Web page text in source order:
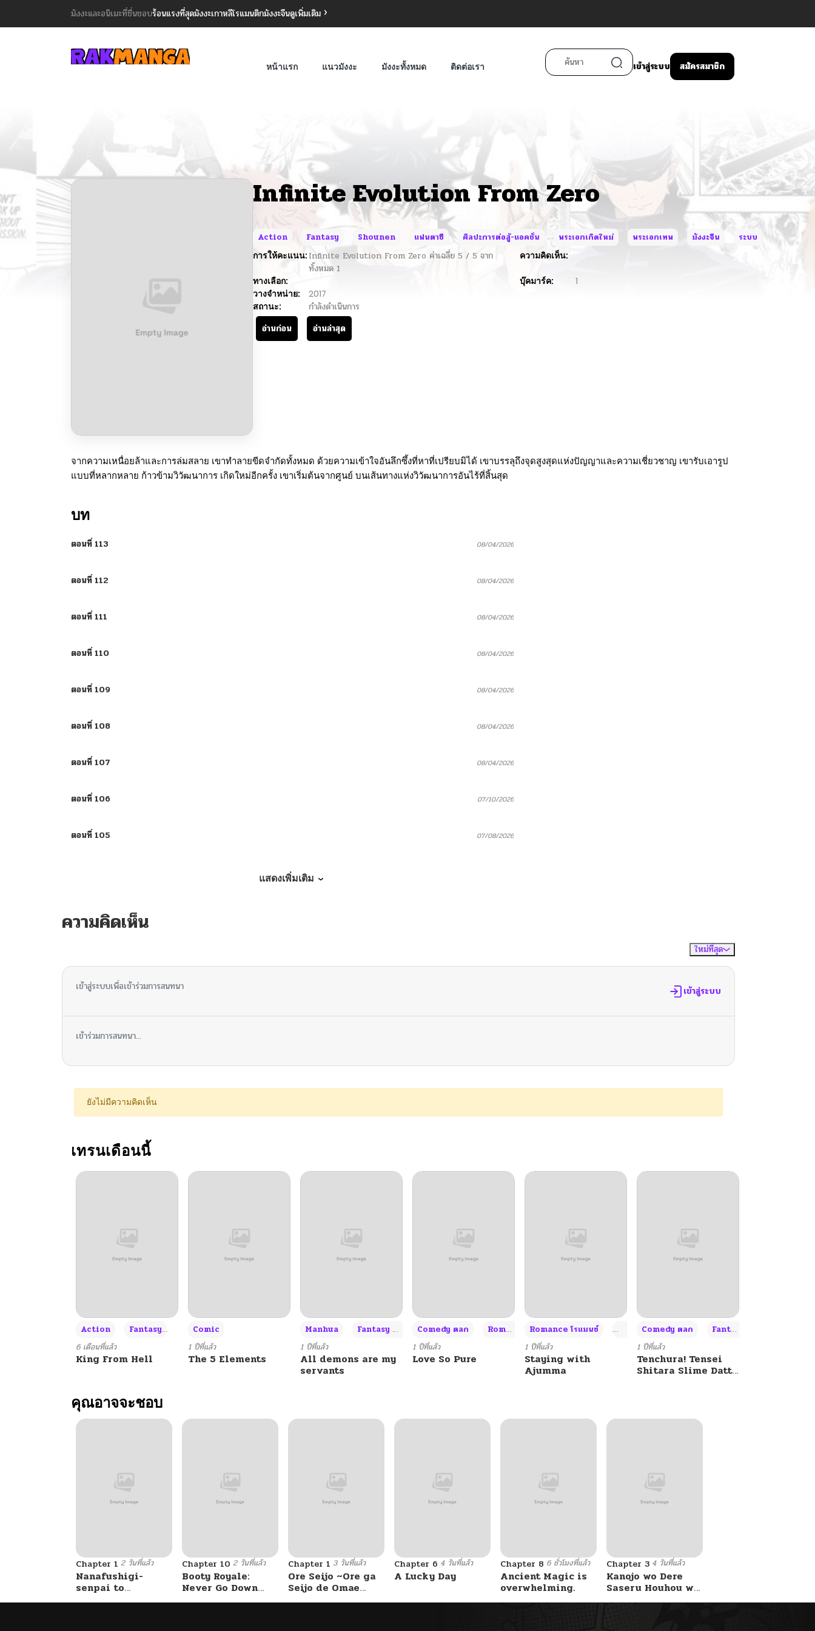
มังงะและอนิเมะที่ชื่นชอบร้อนแรงที่สุดมังงะเกาหลีโรแมนติกมังงะจีนดูเพิ่มเติม
หน้าแรก แนวมังงะ มังงะทั้งหมด ติดต่อเรา เข้าสู่ระบบ สมัครสมาชิก
Infinite Evolution From Zero
Action Fantasy Shounen แฟนตาซี ศิลปะการต่อสู้-แอคชั่น พระเอกเกิดใหม่ พระเอกเทพ มังงะจีน
ระบบ
การให้คะแนน: Infinite Evolution From Zero ค่าเฉลี่ย 5 / 5 จาก
ทั้งหมด 1
ความคิดเห็น:
ทางเลือก: บุ๊คมาร์ค:
1
วางจำหน่าย:
2017
สถานะ:
กำลังดำเนินการ
อ่านก่อน
อ่านล่าสุด
จากความเหนื่อยล้าและการล่มสลาย เขาทำลายขีดจำกัดทั้งหมด ด้วยความเข้าใจอันลึกซึ้งที่หาที่เปรียบมิได้ เขาบรรลุถึงจุดสูงสุดแห่งปัญญาและความเชี่ยวชาญ เขารับเอารูป
แบบที่หลากหลาย ก้าวข้ามวิวัฒนาการ เกิดใหม่อีกครั้ง เขาเริ่มต้นจากศูนย์ บนเส้นทางแห่งวิวัฒนาการอันไร้ที่สิ้นสุด
บท
ตอนที่ 113 08/04/2026
ตอนที่ 112 08/04/2026
ตอนที่ 111 08/04/2026
ตอนที่ 110 08/04/2026
ตอนที่ 109 08/04/2026
ตอนที่ 108 08/04/2026
ตอนที่ 107 08/04/2026
ตอนที่ 106 07/10/2026
ตอนที่ 105 07/08/2026
ตอนที่ 101
ตอนที่ 100 06/17/2026
ตอนที่ 98 06/14/2026
ตอนที่ 92
ตอนที่ 91
ตอนที่ 89 05/16/2026
ตอนที่ 85 05/06/2026
ตอนที่ 84 04/24/2026
แสดงเพิ่มเติม
ความคิดเห็น
ใหม่ที่สุด
เข้าสู่ระบบเพื่อเข้าร่วมการสนทนา เข้าสู่ระบบ
เข้าร่วมการสนทนา...
ยังไม่มีความคิดเห็น
เทรนเดือนนี้
Action Fantasy
6 เดือนที่แล้ว
King From Hell
Comic
1 ปีที่แล้ว
The 5 Elements
Manhua Fantasy แฟนตาซี +3
1 ปีที่แล้ว
All demons are my
servants
Comedy ตลก Romance โรแมนซ์ +4
1 ปีที่แล้ว
Love So Pure
Romance โรแมนซ์ Adult ผู้ใหญ่ +4
1 ปีที่แล้ว
Staying with
Ajumma
Comedy ตลก Fantasy แฟนตาซี
1 ปีที่แล้ว
Tenchura! Tensei
Shitara Slime Datta
คุณอาจจะชอบ
Chapter 1 2 วันที่แล้ว
Nanafushigi-
senpai to
Tetsujin-kun
Chapter 10 2 วันที่แล้ว
Booty Royale:
Never Go Down
Without A Fight!
Chapter 1 3 วันที่แล้ว
Ore Seijo ~Ore ga
Seijo de Omae
Akuyaku Reijou
Chapter 6 4 วันที่แล้ว
A Lucky Day
Chapter 8 6 ชั่วโมงที่แล้ว
Ancient Magic is
overwhelming.
Chapter 3 4 วันที่แล้ว
Kanojo wo Dere
Saseru Houhou wo,
Shourai Kekkon